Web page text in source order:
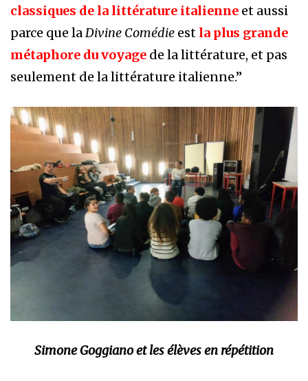
classiques de la littérature italienne et aussi
parce que la Divine Comédie est la plus grande
métaphore du voyage de la littérature, et pas
seulement de la littérature italienne.”
Simone Goggiano et les élèves en répétition